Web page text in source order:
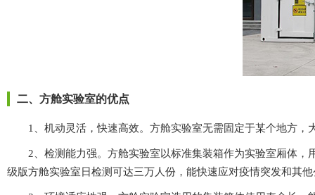
二、方舱实验室的优点
1、机动灵活，快速高效。方舱实验室无需固定于某个地方
2、检测能力强。方舱实验室以标准集装箱作为实验室厢体，
级版方舱实验室日检测可达三万人份，能快速应对疫情突发和其他